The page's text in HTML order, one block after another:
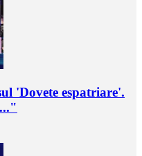
'Dovete espatriare'.